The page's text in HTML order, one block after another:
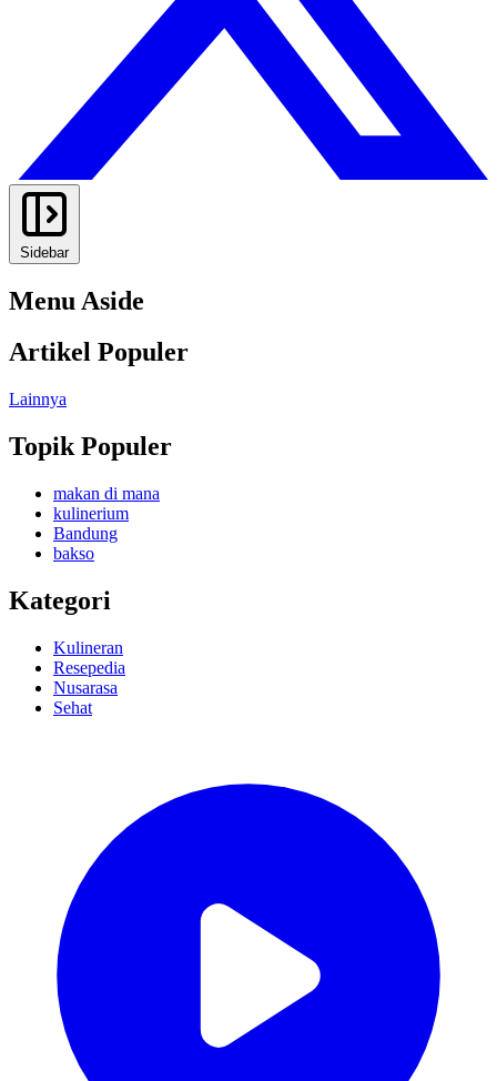
Sidebar
Menu Aside
Artikel Populer
Lainnya
Topik Populer
makan di mana
kulinerium
Bandung
bakso
Kategori
Kulineran
Resepedia
Nusarasa
Sehat